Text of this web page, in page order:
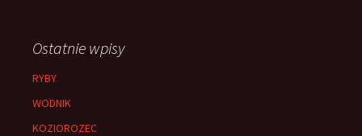
Ostatnie wpisy
RYBY
WODNIK
KOZIOROZEC